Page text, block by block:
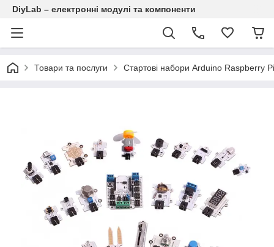
DiyLab – електронні модулі та компоненти
Товари та послуги Стартові набори Arduino Raspberry